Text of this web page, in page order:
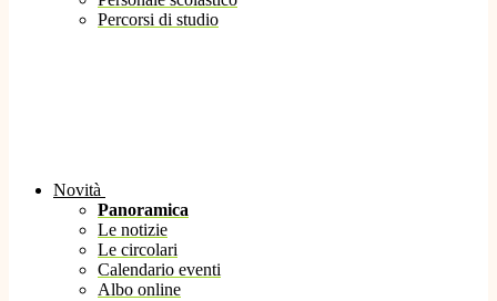
Percorsi di studio
Novità
Panoramica
Le notizie
Le circolari
Calendario eventi
Albo online